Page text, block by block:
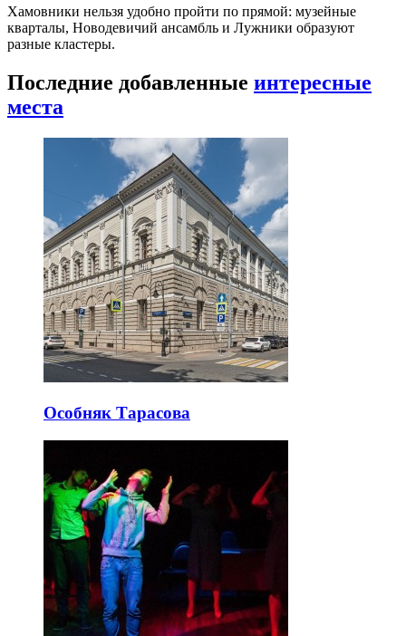
Хамовники нельзя удобно пройти по прямой: музейные
кварталы, Новодевичий ансамбль и Лужники образуют
разные кластеры.
Последние добавленные интересные
места
Особняк Тарасова